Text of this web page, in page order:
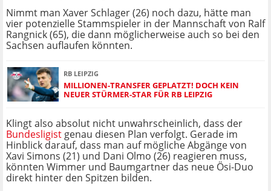
Nimmt man Xaver Schlager (26) noch dazu, hätte man
vier potenzielle Stammspieler in der Mannschaft von Ralf
Rangnick (65), die dann möglicherweise auch so bei den
Sachsen auflaufen könnten.
RB LEIPZIG
MILLIONEN-TRANSFER GEPLATZT! DOCH KEIN
NEUER STÜRMER-STAR FÜR RB LEIPZIG
Klingt also absolut nicht unwahrscheinlich, dass der
Bundesligist genau diesen Plan verfolgt. Gerade im
Hinblick darauf, dass man auf mögliche Abgänge von
Xavi Simons (21) und Dani Olmo (26) reagieren muss,
könnten Wimmer und Baumgartner das neue Ösi-Duo
direkt hinter den Spitzen bilden.